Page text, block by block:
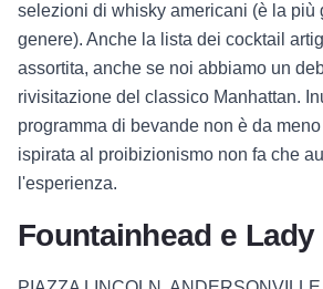
selezioni di whisky americani (è la più
genere). Anche la lista dei cocktail
assortita, anche se noi abbiamo un
rivisitazione del classico Manhattan.
programma di bevande non è da
ispirata al proibizionismo non fa che
l'esperienza.
Fountainhead e